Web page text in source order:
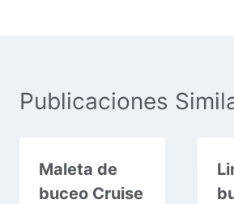
Publicaciones
Maleta de
buceo Cruise